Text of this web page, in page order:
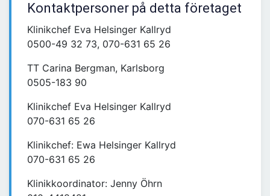
Kontaktpersoner på detta företaget
Klinikchef Eva Helsinger Kallryd
0500-49 32 73, 070-631 65 26
TT Carina Bergman, Karlsborg
0505-183 90
Klinikchef Eva Helsinger Kallryd
070-631 65 26
Klinikchef: Ewa Helsinger Kallryd
070-631 65 26
Klinikkoordinator: Jenny Öhrn